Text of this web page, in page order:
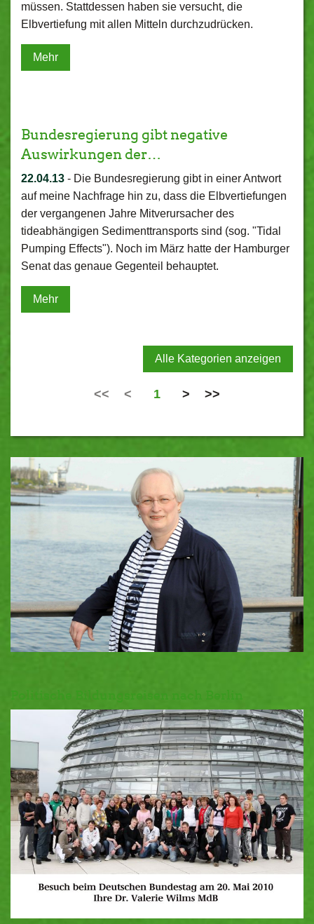
müssen. Stattdessen haben sie versucht, die
Elbvertiefung mit allen Mitteln durchzudrücken.
Mehr
Bundesregierung gibt negative
Auswirkungen der…
22.04.13 - Die Bundesregierung gibt in einer Antwort
auf meine Nachfrage hin zu, dass die Elbvertiefungen
der vergangenen Jahre Mitverursacher des
tideabhängigen Sedimenttransports sind (sog. "Tidal
Pumping Effects"). Noch im März hatte der Hamburger
Senat das genaue Gegenteil behauptet.
Mehr
Alle Kategorien anzeigen
<< < 1 > >>